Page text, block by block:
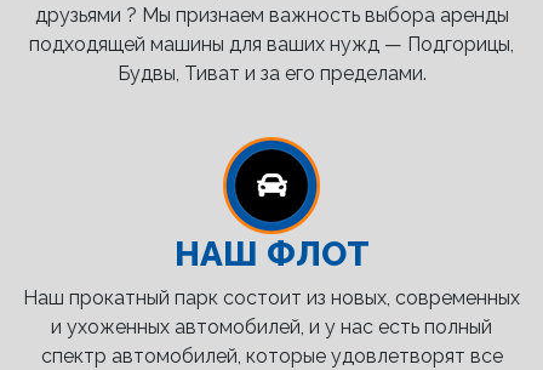
друзьями ? Мы признаем важность выбора аренды
подходящей машины для ваших нужд — Подгорицы,
Будвы, Тиват и за его пределами.
НАШ ФЛОТ
Наш прокатный парк состоит из новых, современных
и ухоженных автомобилей, и у нас есть полный
спектр автомобилей, которые удовлетворят все